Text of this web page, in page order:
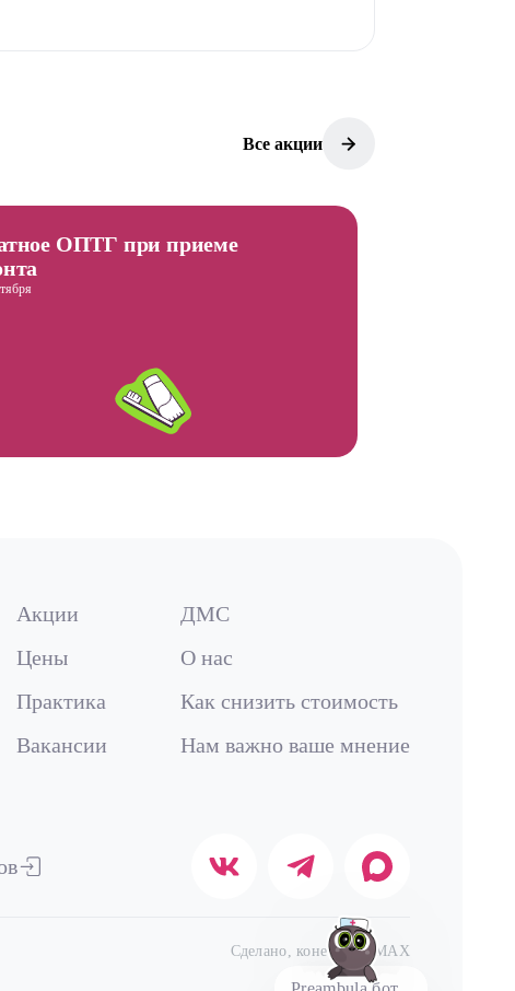
Все акции
ОПТГ при приеме
Акции
Цены
Практика
Вакансии
ДМС
О нас
Как снизить стоимость
Нам важно ваше мнение
Сделано, конечно, в MAX